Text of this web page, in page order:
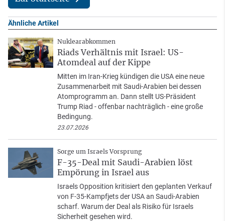
Ähnliche Artikel
Nuklearabkommen
Riads Verhältnis mit Israel: US-
Atomdeal auf der Kippe
Mitten im Iran-Krieg kündigen die USA eine neue
Zusammenarbeit mit Saudi-Arabien bei dessen
Atomprogramm an. Dann stellt US-Präsident
Trump Riad - offenbar nachträglich - eine große
Bedingung.
23.07.2026
Sorge um Israels Vorsprung
F-35-Deal mit Saudi-Arabien löst
Empörung in Israel aus
Israels Opposition kritisiert den geplanten Verkauf
von F-35-Kampfjets der USA an Saudi-Arabien
scharf. Warum der Deal als Risiko für Israels
Sicherheit gesehen wird.